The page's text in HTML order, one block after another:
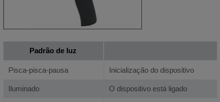
Padrão de luz
Pisca-pisca-pausa Inicialização do dispositivo
Iluminado O dispositivo está ligado